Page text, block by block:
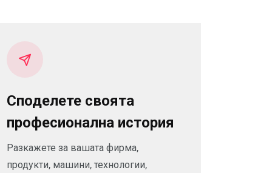
Споделете своята
професионална история
Разкажете за вашата фирма,
продукти, машини, технологии,